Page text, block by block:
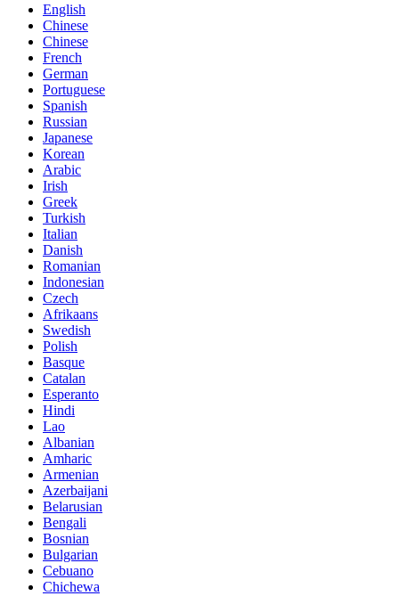
English
Chinese
Chinese
French
German
Portuguese
Spanish
Russian
Japanese
Korean
Arabic
Irish
Greek
Turkish
Italian
Danish
Romanian
Indonesian
Czech
Afrikaans
Swedish
Polish
Basque
Catalan
Esperanto
Hindi
Lao
Albanian
Amharic
Armenian
Azerbaijani
Belarusian
Bengali
Bosnian
Bulgarian
Cebuano
Chichewa